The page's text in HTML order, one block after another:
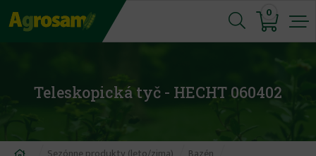
Jump
to
0
Teleskopická tyč - HECHT 060402